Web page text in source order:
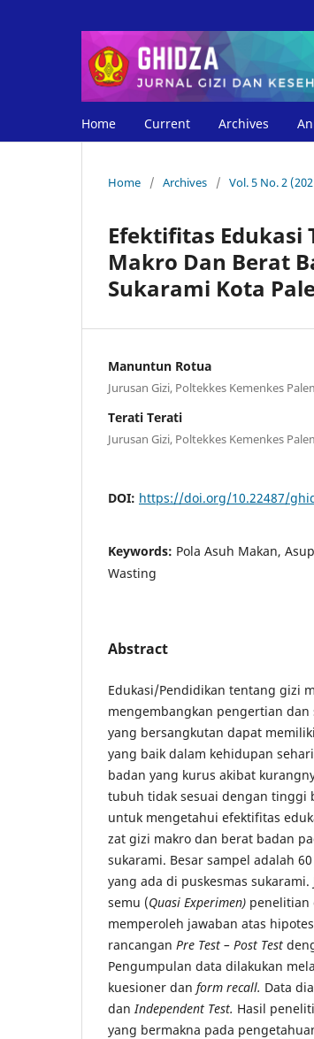
Home Current Archives
Home / Archives / Vol. 5 No. 2
Efektifitas Edukasi
Makro Dan Berat
Sukarami Kota
Manuntun Rotua
Jurusan Gizi, Poltekkes Kemenkes
Terati Terati
Jurusan Gizi, Poltekkes Kemenkes
DOI: https://doi.org/10.22487/
Keywords: Pola Asuh Makan,
Wasting
Abstract
Edukasi/Pendidikan tentang gizi
mengembangkan pengertian
yang bersangkutan dapat
yang baik dalam kehidupan
badan yang kurus akibat
tubuh tidak sesuai dengan tinggi
untuk mengetahui efektifitas
zat gizi makro dan berat badan
sukarami. Besar sampel adalah
yang ada di puskesmas
semu (Quasi Experimen) penelitian
memperoleh jawaban atas
rancangan Pre Test – Post Test
Pengumpulan data dilakukan
kuesioner dan form recall. Data
danIndependent Test. Hasil
yang bermakna pada